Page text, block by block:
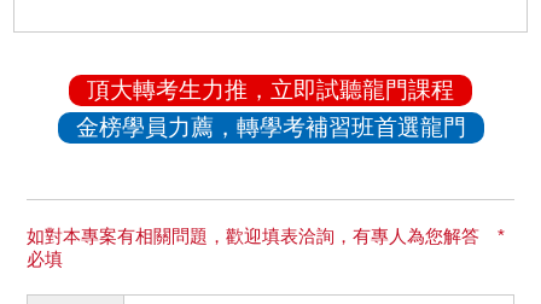
頂大轉考生力推，立即試聽龍門課程
金榜學員力薦，轉學考補習班首選龍門
如對本專案有相關問題，歡迎填表洽詢，有專人為您解答 *
必填